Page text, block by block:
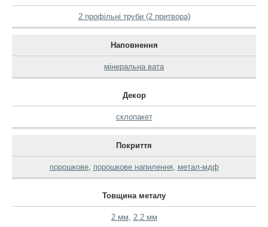
2 профільні труби (2 притвора)
Наповнення
мінеральна вата
Декор
склопакет
Покриття
порошкове, порошкове напилення, метал-мдф
Товщина металу
2 мм, 2.2 мм